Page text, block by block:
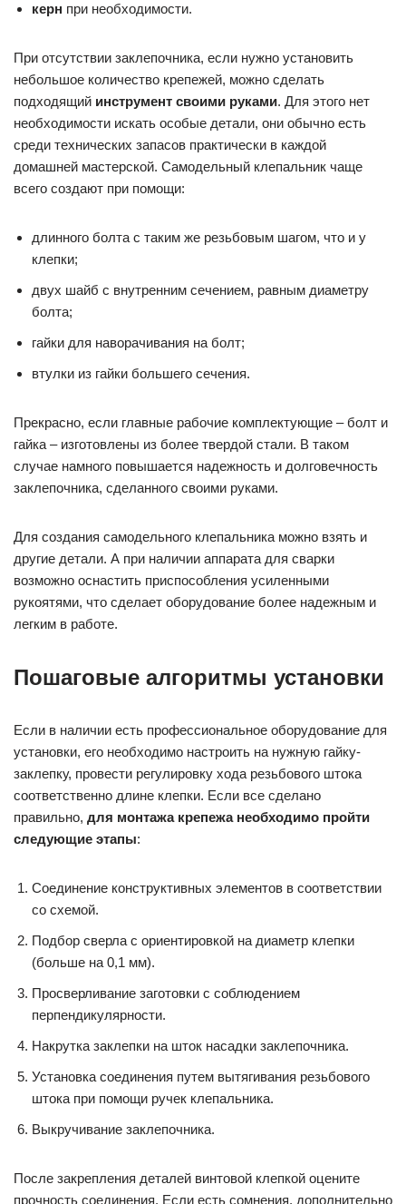
керн при необходимости.
При отсутствии заклепочника, если нужно установить
небольшое количество крепежей, можно сделать
подходящий инструмент своими руками. Для этого нет
необходимости искать особые детали, они обычно есть
среди технических запасов практически в каждой
домашней мастерской. Самодельный клепальник чаще
всего создают при помощи:
длинного болта с таким же резьбовым шагом, что и у
клепки;
двух шайб с внутренним сечением, равным диаметру
болта;
гайки для наворачивания на болт;
втулки из гайки большего сечения.
Прекрасно, если главные рабочие комплектующие – болт и
гайка – изготовлены из более твердой стали. В таком
случае намного повышается надежность и долговечность
заклепочника, сделанного своими руками.
Для создания самодельного клепальника можно взять и
другие детали. А при наличии аппарата для сварки
возможно оснастить приспособления усиленными
рукоятями, что сделает оборудование более надежным и
легким в работе.
Пошаговые алгоритмы установки
Если в наличии есть профессиональное оборудование для
установки, его необходимо настроить на нужную гайку-
заклепку, провести регулировку хода резьбового штока
соответственно длине клепки. Если все сделано
правильно, для монтажа крепежа необходимо пройти
следующие этапы:
Соединение конструктивных элементов в соответствии
со схемой.
Подбор сверла с ориентировкой на диаметр клепки
(больше на 0,1 мм).
Просверливание заготовки с соблюдением
перпендикулярности.
Накрутка заклепки на шток насадки заклепочника.
Установка соединения путем вытягивания резьбового
штока при помощи ручек клепальника.
Выкручивание заклепочника.
После закрепления деталей винтовой клепкой оцените
прочность соединения. Если есть сомнения, дополнительно